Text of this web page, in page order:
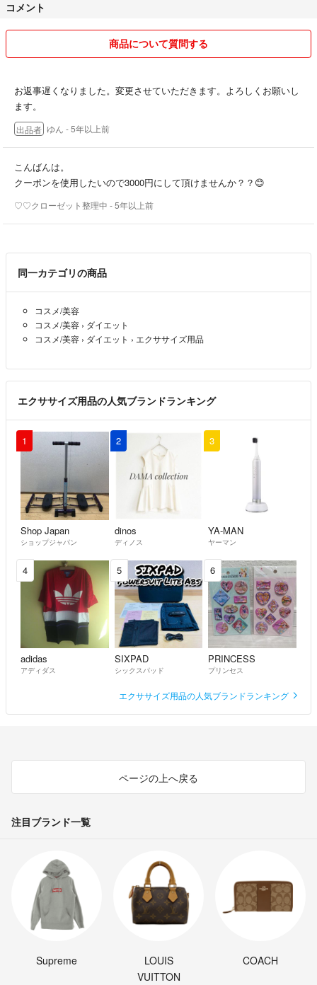
コメント
商品について質問する
お返事遅くなりました。変更させていただきます。よろしくお願いし
ます。
出品者 ゆん - 5年以上前
こんばんは。
クーポンを使用したいので3000円にして頂けませんか？？😊
♡♡クローゼット整理中 - 5年以上前
同一カテゴリの商品
コスメ/美容
コスメ/美容 › ダイエット
コスメ/美容 › ダイエット › エクササイズ用品
エクササイズ用品の人気ブランドランキング
1
Shop Japan
ショップジャパン
2
dinos
ディノス
3
YA-MAN
ヤーマン
4
adidas
アディダス
5
SIXPAD
シックスパッド
6
PRINCESS
プリンセス
エクササイズ用品の人気ブランドランキング
ページの上へ戻る
注目ブランド一覧
Supreme
LOUIS
VUITTON
COACH